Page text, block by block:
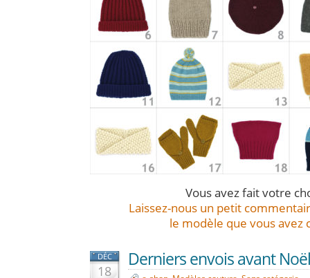
Vous avez fait votre
Laissez-nous un petit
le modèle que vous avez
DÉC
18
Derniers envois avant